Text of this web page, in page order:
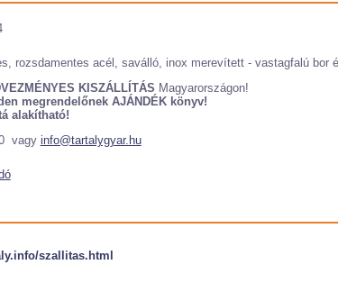
rozsdamentes acél, saválló, inox merevített - vastagfalú bor
KISZÁLLÍTÁS Magyarországon!
megrendelőnek AJÁNDÉK könyv!
alakítható!
vagy info@tartalygyar.hu
szallitas.html